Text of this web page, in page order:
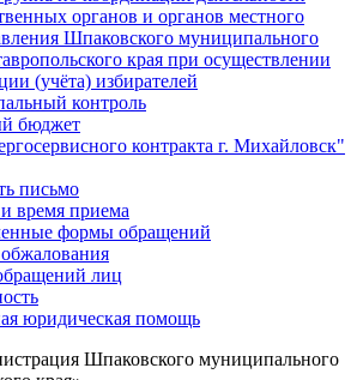
органов и органов местного
Шпаковского муниципального
края при осуществлении
(учёта) избирателей
контроль
бюджет
контракта г. Михайловск"
письмо
время приема
формы обращений
лиц
юридическая помощь
Шпаковского муниципального